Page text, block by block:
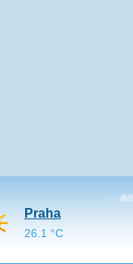
Praha
26.1 °C